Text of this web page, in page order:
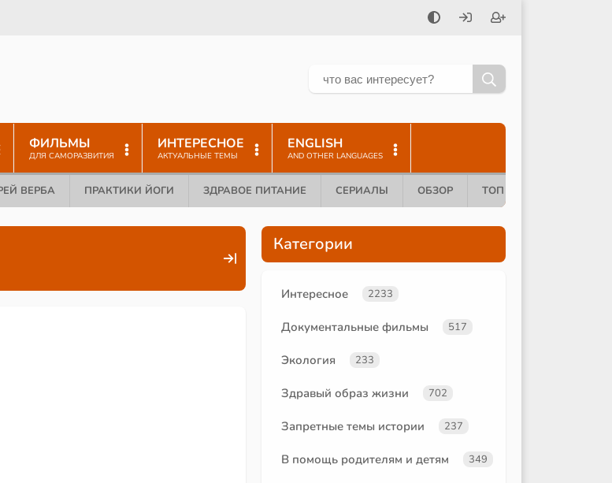
ФИЛЬМЫ
ДЛЯ САМОРАЗВИТИЯ
ИНТЕРЕСНОЕ
АКТУАЛЬНЫЕ ТЕМЫ
ENGLISH
AND OTHER LANGUAGES
ВЕРБА ПРАКТИКИ ЙОГИ ЗДРАВОЕ ПИТАНИЕ СЕРИАЛЫ ОБЗОР ТОП 10
Категории
Интересное 2233
Документальные фильмы 517
Экология 233
Здравый образ жизни 702
Запретные темы истории 237
В помощь родителям и детям 349